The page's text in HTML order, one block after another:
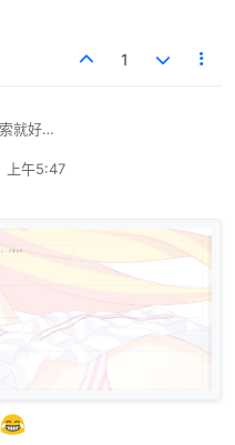
1
就好
上午5:47